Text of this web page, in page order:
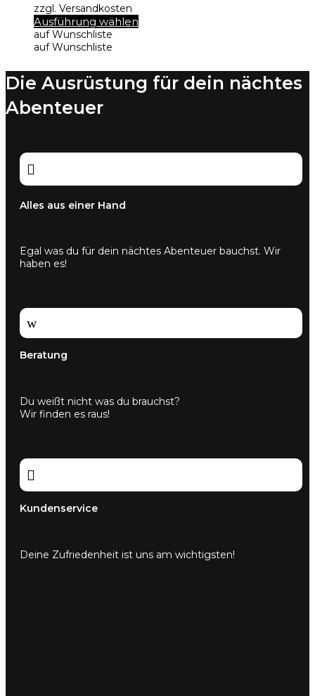
war:
12,90 €
ist:
9,99 €.
zzgl. Versandkosten
Ausführung wählen
Varianten
auf.
Die
werden
auf Wunschliste
auf Wunschliste
Die Ausrüstung für dein nächtes
Abenteuer

Alles aus einer Hand
Egal was du für dein nächtes Abenteuer bauchst. Wir
haben es!
w
Beratung
Du weißt nicht was du brauchst?
Wir finden es raus!

Kundenservice
Deine Zufriedenheit ist uns am wichtigsten!